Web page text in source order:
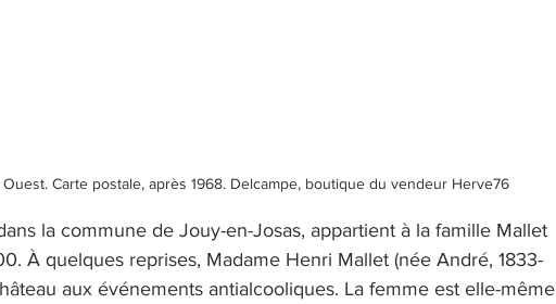
Carte postale, après 1968. Delcampe, boutique du vendeur Herve76
la commune de Jouy-en-Josas, appartient à la famille Mallet
À quelques reprises, Madame Henri Mallet (née André, 1833-
aux événements antialcooliques. La femme est elle-même